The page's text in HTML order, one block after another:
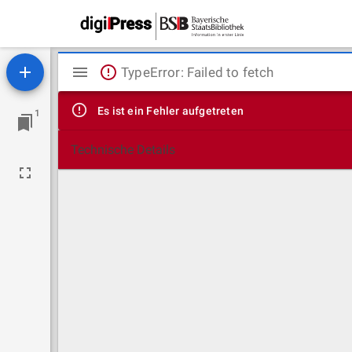
1
Mirador
Viewer
TypeError: Failed to fetch
Es ist ein Fehler aufgetreten
Technische Details